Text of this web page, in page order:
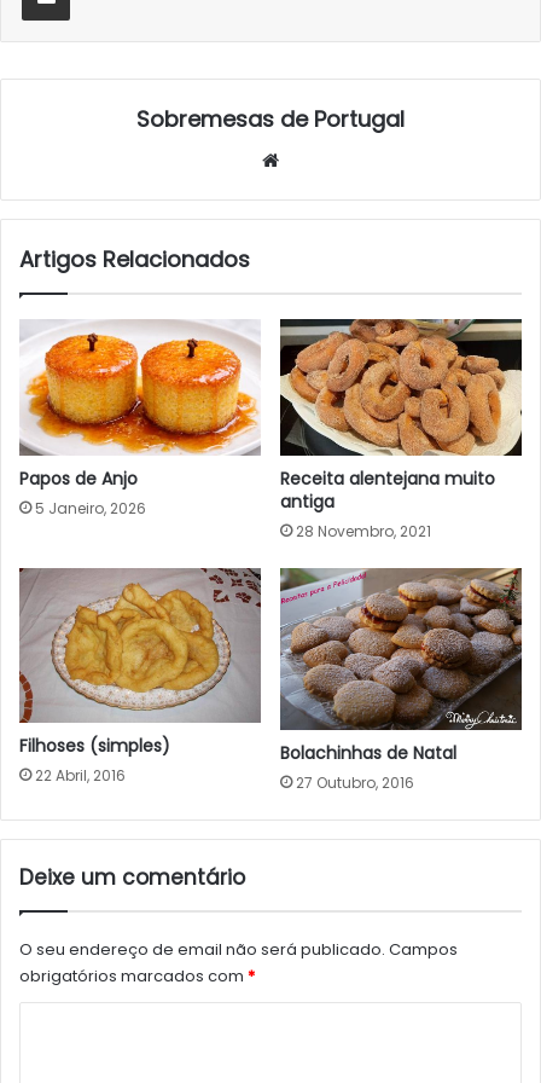
Sobremesas de Portugal
Artigos Relacionados
Papos de Anjo
5 Janeiro, 2026
Receita alentejana muito
antiga
28 Novembro, 2021
Filhoses (simples)
22 Abril, 2016
Bolachinhas de Natal
27 Outubro, 2016
Deixe um comentário
O seu endereço de email não será publicado. Campos
obrigatórios marcados com *